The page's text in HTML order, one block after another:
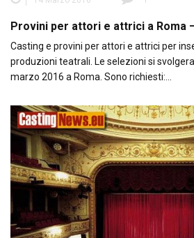
Provini per attori e attrici a Roma
Casting e provini per attori e attrici per
produzioni teatrali. Le selezioni si
marzo 2016 a Roma. Sono richiesti:…